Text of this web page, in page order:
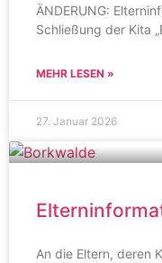
ÄNDERUNG:
Schließung der Kita
MEHR LESEN »
27. Januar 2026
An die Eltern, deren